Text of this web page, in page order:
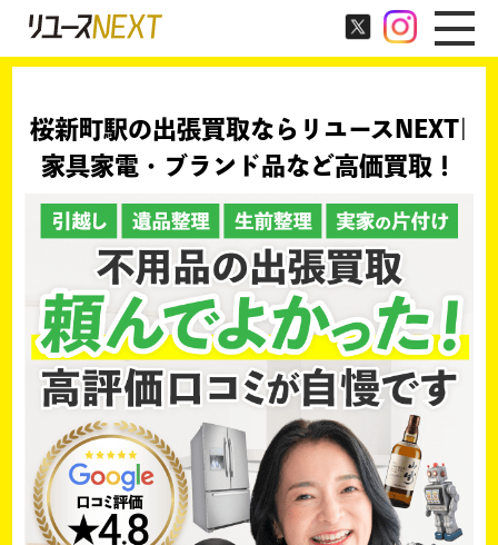
桜新町駅の出張買取ならリユースNEXT|
家具家電・ブランド品など高価買取！